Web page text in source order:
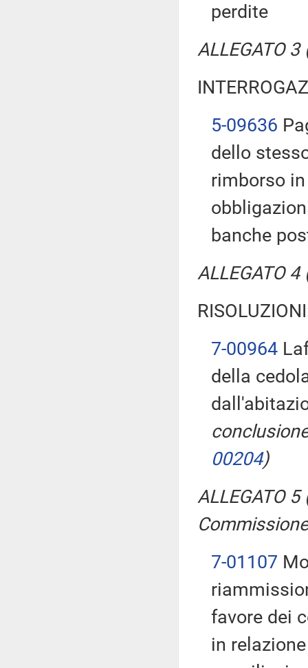
perdite
ALLEGATO
5-09636
dello
rimborso
banche
ALLEGATO
7-00964
della
00204)
ALLEGATO
7-01107
favore dei
in